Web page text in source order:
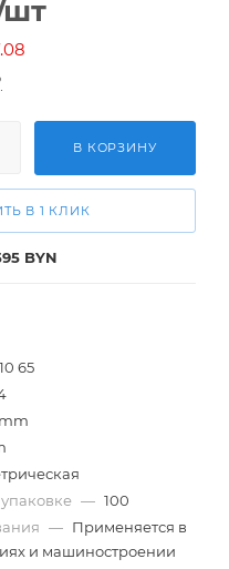
В КОРЗИНУ
В 1 КЛИК
BYN
65
— 100
— Применяется в
и машиностроении